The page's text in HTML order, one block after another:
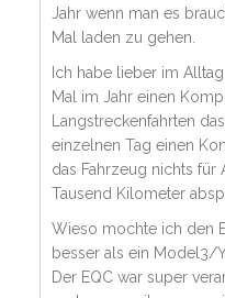
Jahr wenn man es
Mal laden zu gehen.
Ich habe lieber im
Mal im Jahr einen
Langstreckenfahrten
einzelnen Tag einen
das Fahrzeug nichts für
Tausend Kilometer
Wieso mochte ich den
besser als ein Model3/
Der EQC war super